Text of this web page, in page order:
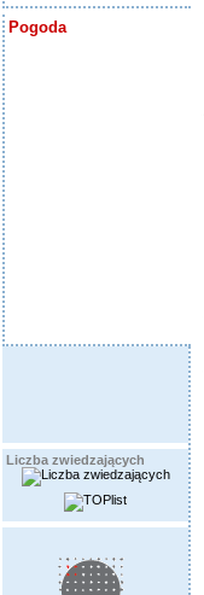
Pogoda
Liczba zwiedzających